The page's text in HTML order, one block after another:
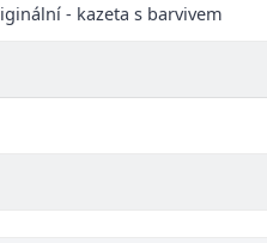
- kazeta s barvivem